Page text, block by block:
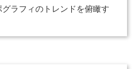
グラフィのトレンドを俯瞰す